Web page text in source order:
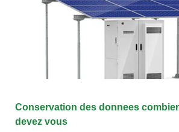
Conservation des donnees
devez vous